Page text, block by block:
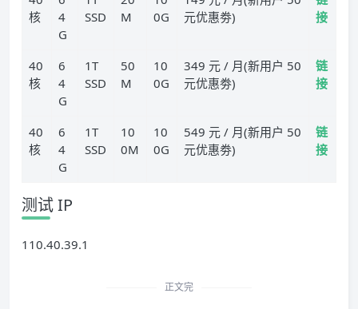
核
4
G
SSD
M
0G
元优惠劵)
接
40
核
6
4
G
1T
SSD
50
M
10
0G
349 元 / 月(新用户 50
元优惠劵)
链
接
40
核
6
4
G
1T
SSD
10
0M
10
0G
549 元 / 月(新用户 50
元优惠劵)
链
接
测试 IP
110.40.39.1
正文完